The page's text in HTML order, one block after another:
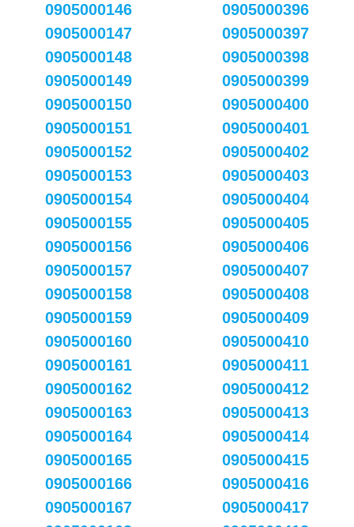
0905000146
0905000147
0905000148
0905000149
0905000150
0905000151
0905000152
0905000153
0905000154
0905000155
0905000156
0905000157
0905000158
0905000159
0905000160
0905000161
0905000162
0905000163
0905000164
0905000165
0905000166
0905000167
0905000396
0905000397
0905000398
0905000399
0905000400
0905000401
0905000402
0905000403
0905000404
0905000405
0905000406
0905000407
0905000408
0905000409
0905000410
0905000411
0905000412
0905000413
0905000414
0905000415
0905000416
0905000417